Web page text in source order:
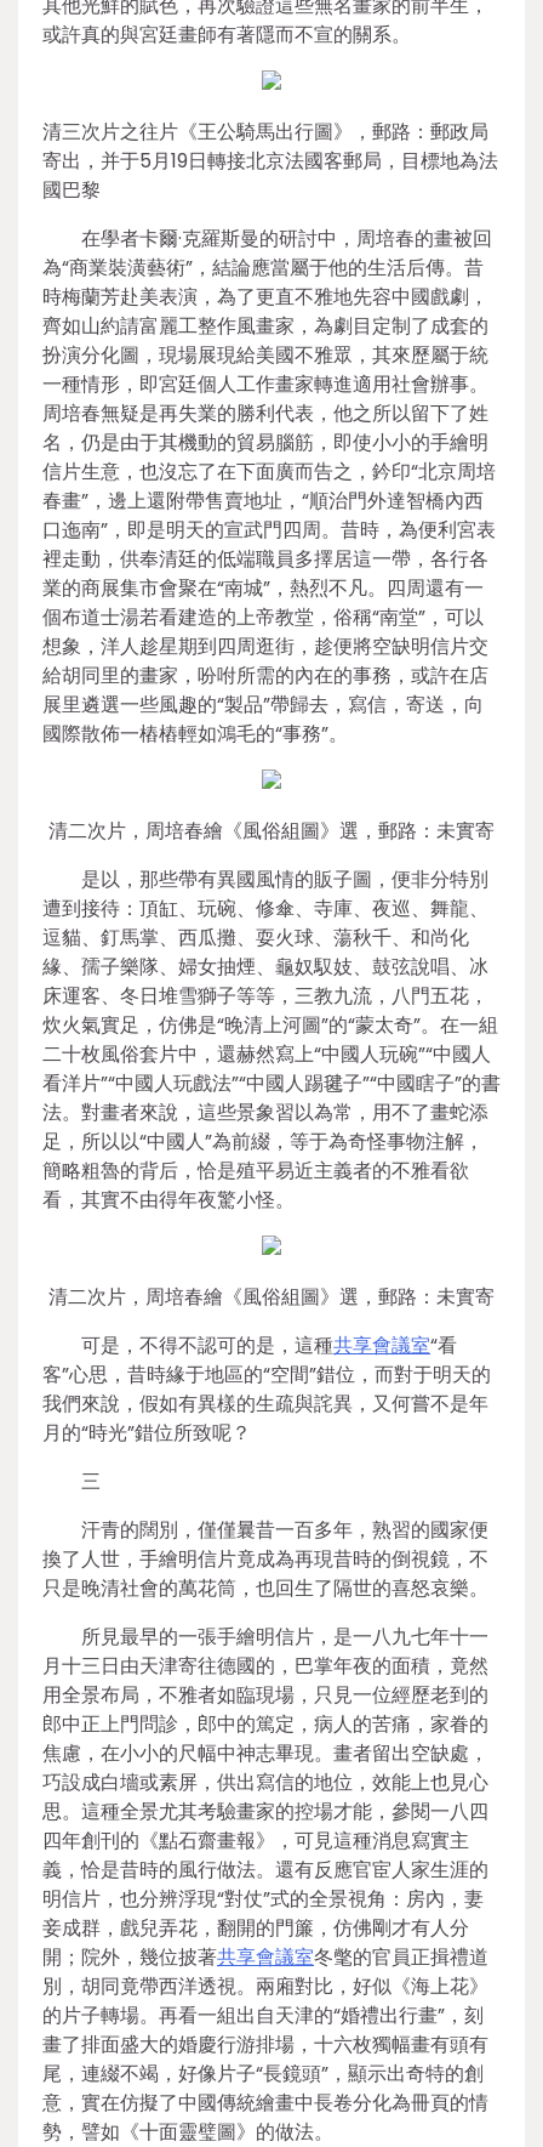
或許真的與宮廷畫師有著隱而不宣的關系。
清三次片之往片《王公騎馬出行圖》，郵路：郵政局
寄出，并于5月19日轉接北京法國客郵局，目標地為法
國巴黎
在學者卡爾·克羅斯曼的研討中，周培春的畫被回
為“商業裝潢藝術”，結論應當屬于他的生活后傳。昔
時梅蘭芳赴美表演，為了更直不雅地先容中國戲劇，
齊如山約請富麗工整作風畫家，為劇目定制了成套的
扮演分化圖，現場展現給美國不雅眾，其來歷屬于統
一種情形，即宮廷個人工作畫家轉進適用社會辦事。
周培春無疑是再失業的勝利代表，他之所以留下了姓
名，仍是由于其機動的貿易腦筋，即使小小的手繪明
信片生意，也沒忘了在下面廣而告之，鈐印“北京周培
春畫”，邊上還附帶售賣地址，“順治門外達智橋內西
口迤南”，即是明天的宣武門四周。昔時，為便利宮表
裡走動，供奉清廷的低端職員多擇居這一帶，各行各
業的商展集市會聚在“南城”，熱烈不凡。四周還有一
個布道士湯若看建造的上帝教堂，俗稱“南堂”，可以
想象，洋人趁星期到四周逛街，趁便將空缺明信片交
給胡同里的畫家，吩咐所需的內在的事務，或許在店
展里遴選一些風趣的“製品”帶歸去，寫信，寄送，向
國際散佈一樁樁輕如鴻毛的“事務”。
清二次片，周培春繪《風俗組圖》選，郵路：未實寄
是以，那些帶有異國風情的販子圖，便非分特別
遭到接待：頂缸、玩碗、修傘、寺庫、夜巡、舞龍、
逗貓、釘馬掌、西瓜攤、耍火球、蕩秋千、和尚化
緣、孺子樂隊、婦女抽煙、龜奴馭妓、鼓弦說唱、冰
床運客、冬日堆雪獅子等等，三教九流，八門五花，
炊火氣實足，仿佛是“晚清上河圖”的“蒙太奇”。在一組
二十枚風俗套片中，還赫然寫上“中國人玩碗”“中國人
看洋片”“中國人玩戲法”“中國人踢毽子”“中國瞎子”的書
法。對畫者來說，這些景象習以為常，用不了畫蛇添
足，所以以“中國人”為前綴，等于為奇怪事物注解，
簡略粗魯的背后，恰是殖平易近主義者的不雅看欲
看，其實不由得年夜驚小怪。
清二次片，周培春繪《風俗組圖》選，郵路：未實寄
可是，不得不認可的是，這種共享會議室“看
客”心思，昔時緣于地區的“空間”錯位，而對于明天的
我們來說，假如有異樣的生疏與詫異，又何嘗不是年
月的“時光”錯位所致呢？
三
汗青的闊別，僅僅曩昔一百多年，熟習的國家便
換了人世，手繪明信片竟成為再現昔時的倒視鏡，不
只是晚清社會的萬花筒，也回生了隔世的喜怒哀樂。
所見最早的一張手繪明信片，是一八九七年十一
月十三日由天津寄往德國的，巴掌年夜的面積，竟然
用全景布局，不雅者如臨現場，只見一位經歷老到的
郎中正上門問診，郎中的篤定，病人的苦痛，家眷的
焦慮，在小小的尺幅中神志畢現。畫者留出空缺處，
巧設成白墻或素屏，供出寫信的地位，效能上也見心
思。這種全景尤其考驗畫家的控場才能，參閱一八四
四年創刊的《點石齋畫報》，可見這種消息寫實主
義，恰是昔時的風行做法。還有反應官宦人家生涯的
明信片，也分辨浮現“對仗”式的全景視角：房內，妻
妾成群，戲兒弄花，翻開的門簾，仿佛剛才有人分
開；院外，幾位披著共享會議室冬氅的官員正揖禮道
別，胡同竟帶西洋透視。兩廂對比，好似《海上花》
的片子轉場。再看一組出自天津的“婚禮出行畫”，刻
畫了排面盛大的婚慶行游排場，十六枚獨幅畫有頭有
尾，連綴不竭，好像片子“長鏡頭”，顯示出奇特的創
意，實在仿擬了中國傳統繪畫中長卷分化為冊頁的情
勢，譬如《十面靈璧圖》的做法。